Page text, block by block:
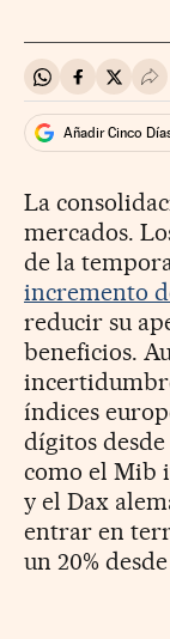
Compartir en
Compartir
Añadir Cinco
La
mercados.
de la
incremento
reducir su
beneficios.
índices
dígitos
como el Mib
y el Dax
entrar en
un 20%